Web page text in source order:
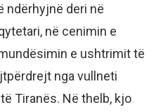
ndërhyjnë deri në
në cenimin e
e ushtrimit të
nga vullneti
Tiranës. Në thelb, kjo